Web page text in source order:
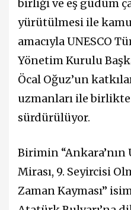
birliği ve eş güdüm
yürütülmesi ile
amacıyla UNESCO
Yönetim Kurulu
Öcal Oğuz’un
uzmanları ile birlikte
sürdürülüyor.
Birimin “Ankara’nın
Mirası, 9. Seyircisi
Zaman Kayması”